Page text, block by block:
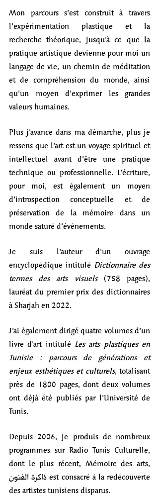
Mon parcours s’est construit à travers
l’expérimentation plastique et la
recherche théorique, jusqu’à ce que la
pratique artistique devienne pour moi un
langage de vie, un chemin de méditation
et de compréhension du monde, ainsi
qu’un moyen d’exprimer les grandes
valeurs humaines.
Plus j’avance dans ma démarche, plus je
ressens que l’art est un voyage spirituel et
intellectuel avant d’être une pratique
technique ou professionnelle. L’écriture,
pour moi, est également un moyen
d’introspection conceptuelle et de
préservation de la mémoire dans un
monde saturé d’événements.
Je suis l’auteur d’un ouvrage
encyclopédique intitulé Dictionnaire des
termes des arts visuels (758 pages),
lauréat du premier prix des dictionnaires
à Sharjah en 2022.
J’ai également dirigé quatre volumes d’un
livre d’art intitulé Les arts plastiques en
Tunisie : parcours de générations et
enjeux esthétiques et culturels, totalisant
près de 1800 pages, dont deux volumes
ont déjà été publiés par l’Université de
Tunis.
Depuis 2006, je produis de nombreux
programmes sur Radio Tunis Culturelle,
dont le plus récent, Mémoire des arts,
ذاكرة الفنون est consacré à la redécouverte
des artistes tunisiens disparus.